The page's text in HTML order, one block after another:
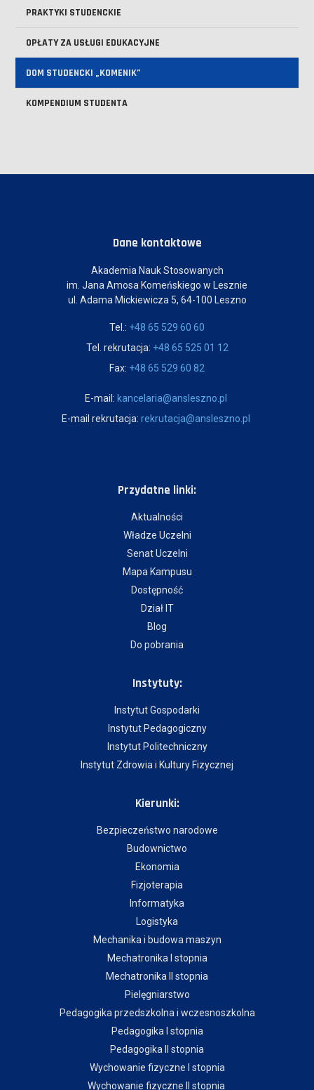
PRAKTYKI STUDENCKIE
OPŁATY ZA USŁUGI EDUKACYJNE
DOM STUDENCKI „KOMENIK”
KOMPENDIUM STUDENTA
Dane kontaktowe
Akademia Nauk Stosowanych
im. Jana Amosa Komeńskiego w Lesznie
ul. Adama Mickiewicza 5, 64-100 Leszno
Tel.: +48 65 529 60 60
Tel. rekrutacja: +48 65 525 01 12
Fax: +48 65 529 60 82
E-mail: kancelaria@ansleszno.pl
E-mail rekrutacja: rekrutacja@ansleszno.pl
Przydatne linki:
Aktualności
Władze Uczelni
Senat Uczelni
Mapa Kampusu
Dostępność
Dział IT
Blog
Do pobrania
Instytuty:
Instytut Gospodarki
Instytut Pedagogiczny
Instytut Politechniczny
Instytut Zdrowia i Kultury Fizycznej
Kierunki:
Bezpieczeństwo narodowe
Budownictwo
Ekonomia
Fizjoterapia
Informatyka
Logistyka
Mechanika i budowa maszyn
Mechatronika I stopnia
Mechatronika II stopnia
Pielęgniarstwo
Pedagogika przedszkolna i wczesnoszkolna
Pedagogika I stopnia
Pedagogika II stopnia
Wychowanie fizyczne I stopnia
Wychowanie fizyczne II stopnia